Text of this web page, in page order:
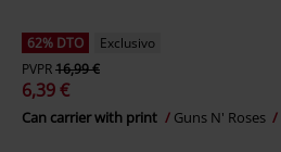
62% DTO
Exclusivo
PVPR16,99 €
6,39 €
Can carrier with print Guns N' Roses